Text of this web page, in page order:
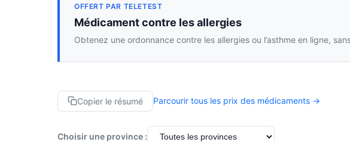
OFFERT PAR TELETEST
Médicament contre les allergies
Obtenez une ordonnance contre les allergies ou l’asthme en ligne,
Copier le résumé Parcourir tous les prix des médicaments →
Choisir une province :